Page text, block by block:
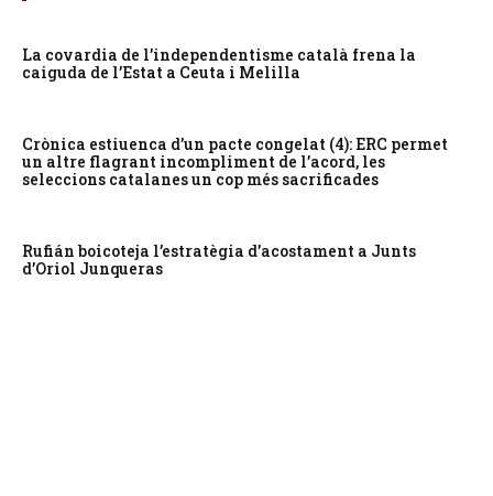
La covardia de l’independentisme català frena la
caiguda de l’Estat a Ceuta i Melilla
Crònica estiuenca d’un pacte congelat (4): ERC permet
un altre flagrant incompliment de l’acord, les
seleccions catalanes un cop més sacrificades
Rufián boicoteja l’estratègia d’acostament a Junts
d’Oriol Junqueras